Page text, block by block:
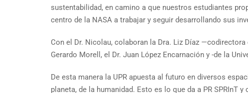
sustentabilidad, en camino a que nuestros estudiantes
centro de la NASA a trabajar y seguir desarrollando sus
Con el Dr. Nicolau, colaboran la Dra. Liz Díaz —codirectora
Gerardo Morell, el Dr. Juan López Encarnación y -de la
De esta manera la UPR apuesta al futuro en diversos
planeta, de la humanidad. Esto es lo que da a PR